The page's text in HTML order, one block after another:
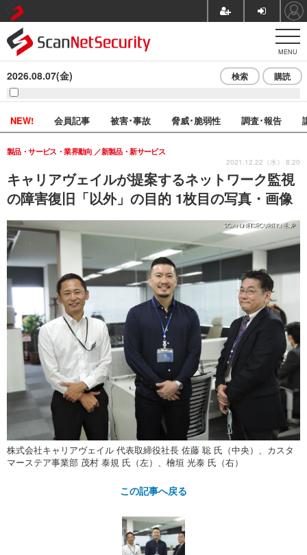
MENU
2026.08.07(金) 検索 購読
NEW! 会員記事 被害･事故 脅威･脆弱性 調査･報告
キャリアヴェイルが提案するネットワーク監視
の障害復旧「以外」の目的 1枚目の写真・画像
製品・サービス・業界動向 新製品・新サービス
2021.12.22（水） 8:20
株式会社キャリアヴェイル 代表取締役社長 佐藤 聡 氏（中央）、カスタ
マーステア事業部 茂村 泰規 氏（左）、檜垣 光泰 氏（右）
この記事へ戻る